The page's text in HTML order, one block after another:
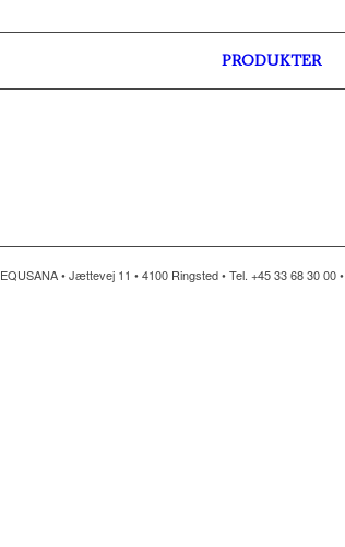
PRODUKTER
EQUSANA • Jættevej 11 • 4100 Ringsted • Tel. +45 33 68 30 00 •